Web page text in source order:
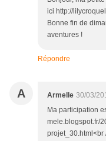
ici http://
Bonne fin de
aventures !
Répondre
A Armelle 30/03/
Ma participation
mele.blogspot.fr/
projet_30.html<br